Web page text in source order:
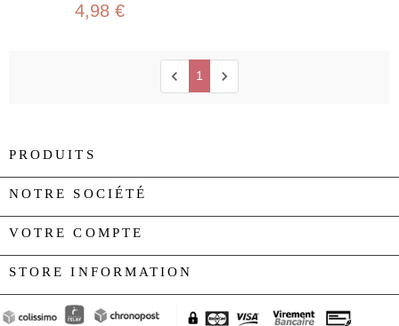
4,98 €
chevron_left 1 chevron_right
PRODUITS
NOTRE SOCIÉTÉ
VOTRE COMPTE
STORE INFORMATION